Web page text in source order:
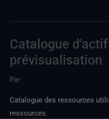
Catalogue
prévisualisation
Par
Catalogue des ressources
ressources.
Catalogue
des
ressources
et
aperçu